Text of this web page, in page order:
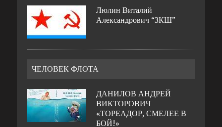
Люлин Виталий
Александрович “ЗКШ”
ЧЕЛОВЕК ФЛОТА
ДАНИЛОВ АНДРЕЙ
ВИКТОРОВИЧ
«ТОРЕАДОР, СМЕЛЕЕ В
БОЙ!»